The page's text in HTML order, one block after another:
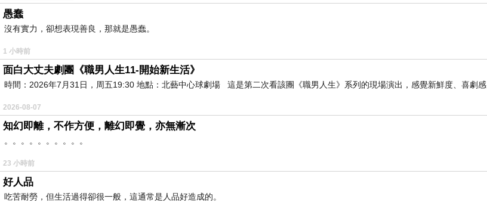
本地人與洋寶貝
銀河的交媾
撕裂了陰道
壓迫著黑洞
噴飛而出各種沉液
包容陽剛包裝體制
是那些重力籠罩
遮去幽暗陰影
球體漸漸長大成就之星
愚蠢
沒有實力，卻想表現善良，那就是愚蠢。
1 小時前
面白大丈夫劇團《職男人生11-開始新生活》
時間：2026年7月31日，周五19:30 地點：北藝中心球劇場 這是第二次看該團《職男人生》系列的現場演出，感覺新鮮度、喜劇感
2026-08-07
知幻即離，不作方便，離幻即覺，亦無漸次
。。。。。。。。。。
23 小時前
好人品
吃苦耐勞，但生活過得卻很一般，這通常是人品好造成的。